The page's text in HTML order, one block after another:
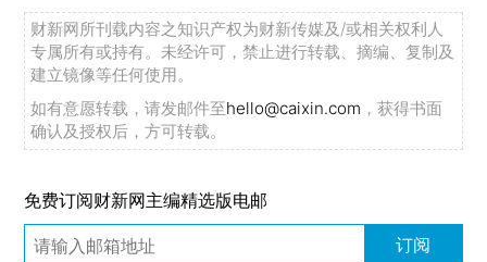
财新网所刊载内容之知识产权为财新传媒及/或相关权利人
专属所有或持有。未经许可，禁止进行转载、摘编、复制及
建立镜像等任何使用。
如有意愿转载，请发邮件至hello@caixin.com ，获得书面
确认及授权后，方可转载。
免费订阅财新网主编精选版电邮
订阅